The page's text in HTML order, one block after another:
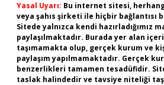
Yasal Uyarı: Bu internet sitesi,
veya şahıs şirketi ile hiçbir bağlantısı
Sitede yalnızca kendi hazırladığımız
paylaşılmaktadır. Burada yer alan
taşımamakta olup, gerçek kurum ve
paylaşım yapılmamaktadır. Gerçek
benzerlikleri tamamen tesadüfidir.
taslak halindedir ve tavsiye niteliği